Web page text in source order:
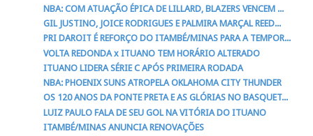
NBA: COM ATUAÇÃO ÉPICA DE LILLARD, BLAZERS VENCEM ...
GIL JUSTINO, JOICE RODRIGUES E PALMIRA MARÇAL REED...
PRI DAROIT É REFORÇO DO ITAMBÉ/MINAS PARA A TEMPOR...
VOLTA REDONDA x ITUANO TEM HORÁRIO ALTERADO
ITUANO LIDERA SÉRIE C APÓS PRIMEIRA RODADA
NBA: PHOENIX SUNS ATROPELA OKLAHOMA CITY THUNDER
OS 120 ANOS DA PONTE PRETA E AS GLÓRIAS NO BASQUET...
LUIZ PAULO FALA DE SEU GOL NA VITÓRIA DO ITUANO
ITAMBÉ/MINAS ANUNCIA RENOVAÇÕES